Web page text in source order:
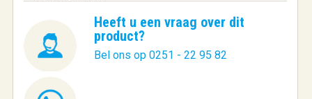
Heeft u een vraag over dit
product?
Bel ons op 0251 - 22 95 82